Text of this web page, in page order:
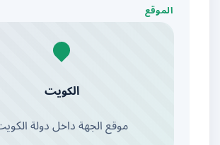
الموقع
الكويت
موقع الجهة داخل دولة الكويت